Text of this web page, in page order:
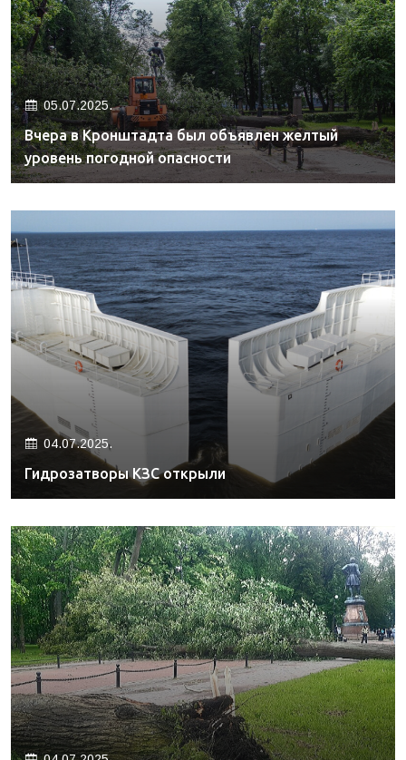
05.07.2025.
Вчера в Кронштадта был объявлен желтый
уровень погодной опасности
04.07.2025.
Гидрозатворы КЗС открыли